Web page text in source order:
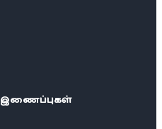
இணைப்புகள்